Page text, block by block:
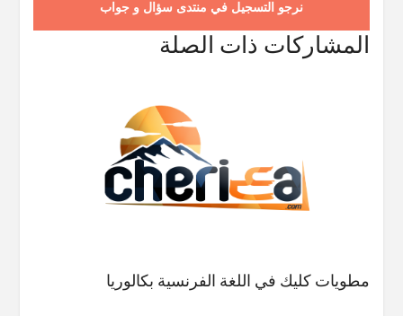
نرجو التسجيل في منتدى سؤال و جواب
المشاركات ذات الصلة
مطويات كليك في اللغة الفرنسية بكالوريا